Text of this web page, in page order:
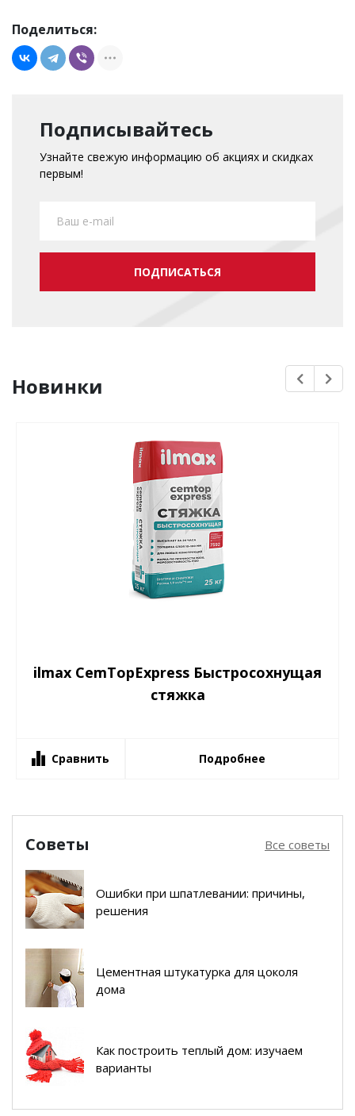
Поделиться:
Подписывайтесь
Узнайте свежую информацию об акциях и скидках
первым!
ПОДПИСАТЬСЯ
Новинки
ilmax CemTopExpress Быстросохнущая
стяжка
Сравнить Подробнее
Советы Все советы
Ошибки при шпатлевании: причины,
решения
Цементная штукатурка для цоколя
дома
Как построить теплый дом: изучаем
варианты